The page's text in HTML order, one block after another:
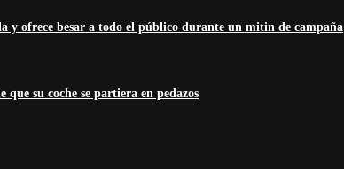
y ofrece besar a todo el público durante un mitin de campaña
su coche se partiera en pedazos